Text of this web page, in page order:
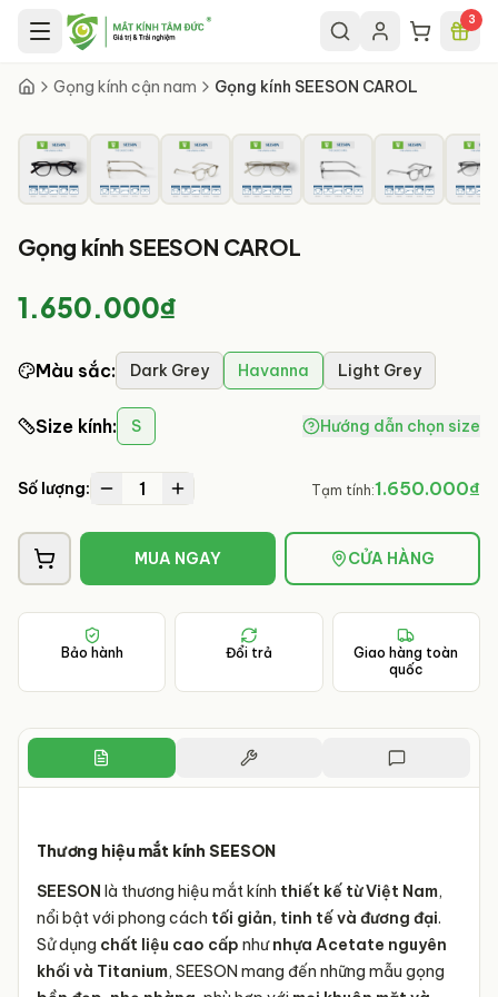
Chuyển đến nội dung chính 3
Gọng kính cận nam Gọng kính SEESON CAROL
Gọng kính SEESON CAROL
1.650.000₫
Màu sắc: Dark Grey Havanna Light Grey
Size kính: S Hướng dẫn chọn size
Số lượng: 1 Tạm tính:1.650.000₫
MUA NGAY CỬA HÀNG
Bảo hành Đổi trả
Giao hàng toàn
quốc
Thương hiệu mắt kính SEESON
SEESON là thương hiệu mắt kính thiết kế từ Việt Nam,
nổi bật với phong cách tối giản, tinh tế và đương đại.
Sử dụng chất liệu cao cấp nhưnhựa Acetate nguyên
khối và Titanium, SEESON mang đến những mẫu gọng